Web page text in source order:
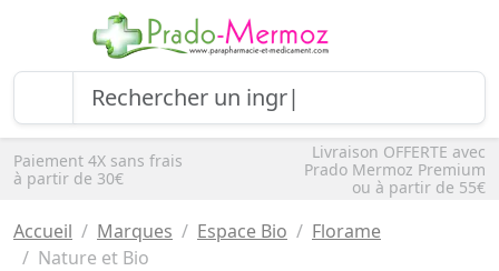
Paiement 4X sans frais
à partir de 30€
Livraison OFFERTE avec
Prado Mermoz Premium
ou à partir de 55€
Accueil Marques Espace Bio
Florame
Nature et Bio